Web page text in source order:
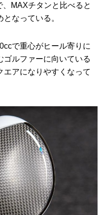
MAXチタンと比べると
なっている。
で重心がヒール寄りに
ゴルファーに向いている
エアになりやすくなって